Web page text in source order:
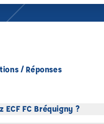
/ Réponses
FC Bréquigny ?